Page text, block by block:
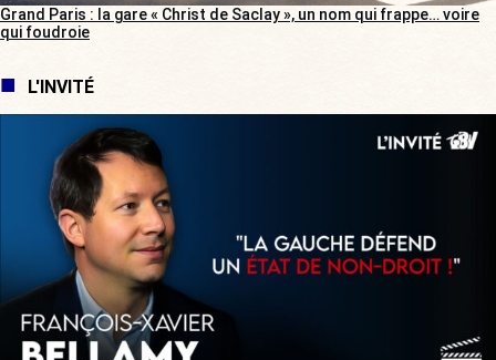
Grand Paris : la gare « Christ de Saclay », un nom qui frappe… voire
qui foudroie
L'INVITÉ